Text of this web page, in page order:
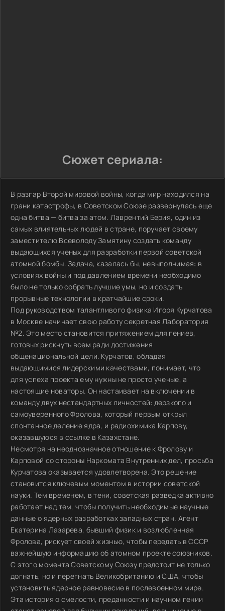
Сюжет сериала:
В разгар Второй мировой войны, когда мир находился на
грани катастрофы, в Советском Союзе развернулась еще
одна битва — битва за атом. Лаврентий Берия, один из
самых влиятельных людей в стране, поручает своему
заместителю Всеволоду Замятину создать команду
выдающихся ученых для разработки первой советской
атомной бомбы. Задача, казалась бы, невыполнимая: в
условиях войны и под давлением времени необходимо
было не только собрать лучшие умы, но и создать
прорывные технологии в кратчайшие сроки.
Под руководством талантливого физика Игоря Курчатова
в Москве начинает свою работу секретная Лаборатория
№2. Это место становится притяжением для гениев,
готовых рискнуть всем ради достижения
общенациональной цели. Курчатов, обладая
выдающимися лидерскими качествами, понимает, что
для успеха проекта ему нужны не просто ученые, а
настоящие новаторы. Он настаивает на включении в
команду двух нестандартных личностей: дерзкого и
самоуверенного Фролова, который первым открыл
спонтанное деление ядра, и радиохимика Карпову,
оказавшуюся в ссылке в Казахстане.
Несмотря на неоднозначное отношение к Фролову и
Карповой со стороны Наркомата Внутренних дел, просьба
Курчатова оказывается удовлетворена. Это решение
становится ключевым моментом в истории советской
науки. Тем временем, в тени, советская разведка активно
работает над тем, чтобы получить необходимые научные
данные о ядерных разработках западных стран. Агент
Екатерина Лазарева, бывший физик и возлюбленная
Фролова, рискует своей жизнью, чтобы передать в СССР
важнейшую информацию об атомном проекте союзников.
С этого момента Советскому Союзу предстоит не только
догнать, но и перегнать Великобританию и США, чтобы
установить ядерное равновесие в послевоенном мире.
Эта история о смелости, преданности и научном гении